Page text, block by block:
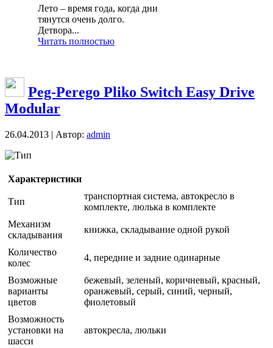
Лето – время года, когда дни
тянутся очень долго.
Детвора...
Читать полностью
Peg-Perego Pliko Switch Easy Drive
Modular
26.04.2013 | Автор: admin
Тип
Характеристики
Тип
транспортная система, автокресло в
комплекте, люлька в комплекте
Механизм
складывания
книжка, складывание одной рукой
Количество
колес
4, передние и задние одинарные
Возможные
варианты
цветов
бежевый, зеленый, коричневый, красный,
оранжевый, серый, синий, черный,
фиолетовый
Возможность
установки на
шасси
автокресла, люльки